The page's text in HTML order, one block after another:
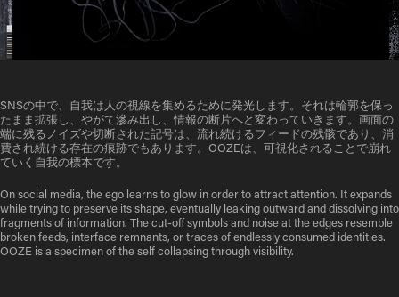
SNSの中で、自我は人の視線を集めるために発光します。それは輪郭を保っ
たまま拡張し、やがて滲み出し、情報の断片へと変わっていきます。画面の
端に残るノイズや切断された記号は、流れ続けるフィードの残骸であり、消
費され続ける存在の痕跡でもあります。OOZEは、可視化されることで崩れ
ていく自我の標本です。
On social media, the ego learns to glow in order to attract attention. It expands
while trying to preserve its shape, eventually leaking outward and dissolving into
fragments of information. The cut-off symbols and noise at the edges resemble
broken feeds, interface remnants, or traces of endlessly consumed identities.
OOZE is a specimen of the self collapsing through visibility.